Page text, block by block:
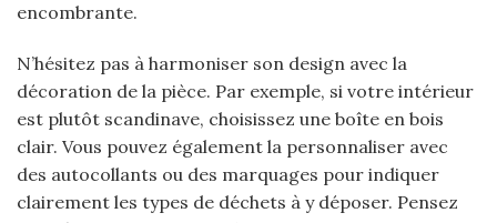
encombrante.
N’hésitez pas à harmoniser son design avec la
décoration de la pièce. Par exemple, si votre intérieur
est plutôt scandinave, choisissez une boîte en bois
clair. Vous pouvez également la personnaliser avec
des autocollants ou des marquages pour indiquer
clairement les types de déchets à y déposer. Pensez